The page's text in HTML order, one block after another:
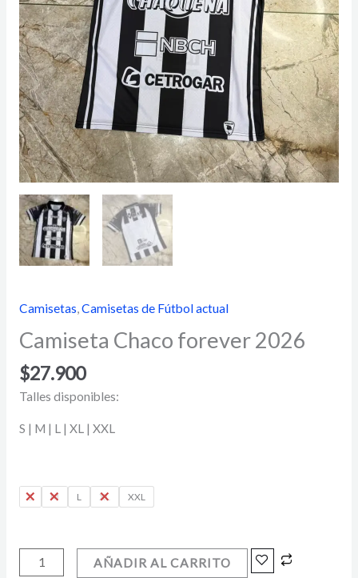
Camisetas,Camisetas de Fútbol actual
Camiseta Chaco forever 2026
$27.900
Talles disponibles:
S | M | L | XL | XXL
S M L XL XXL
AÑADIR AL CARRITO